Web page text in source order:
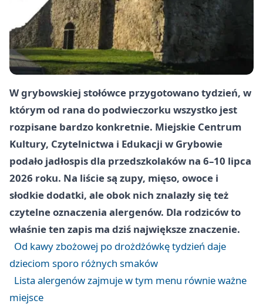
W grybowskiej stołówce przygotowano tydzień, w
którym od rana do podwieczorku wszystko jest
rozpisane bardzo konkretnie. Miejskie Centrum
Kultury, Czytelnictwa i Edukacji w Grybowie
podało jadłospis dla przedszkolaków na 6–10 lipca
2026 roku. Na liście są zupy, mięso, owoce i
słodkie dodatki, ale obok nich znalazły się też
czytelne oznaczenia alergenów. Dla rodziców to
właśnie ten zapis ma dziś największe znaczenie.
Od kawy zbożowej po drożdżówkę tydzień daje
dzieciom sporo różnych smaków
Lista alergenów zajmuje w tym menu równie ważne
miejsce